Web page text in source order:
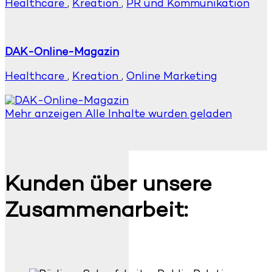
Healthcare , Kreation , PR und Kommunikation
DAK-Online-Magazin
Healthcare , Kreation , Online Marketing
Mehr anzeigen Alle Inhalte wurden geladen
Kunden über unsere
Zusammenarbeit: